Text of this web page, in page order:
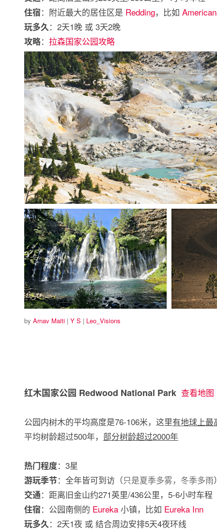
住宿：附近最大的居住区是 Redding，比如
玩多久：2天1晚 或 3天2晚
攻略： 拉森国家公园攻略
by Arnav Maiti | Y S | Leo_Visions
红木国家公园 Redwood National Park 查看地图
公园内树木的平均高度是76-106米，这里有地球上最
平均树龄超过500年， 部分树龄超过2000年
热门程度：3星
游玩季节：全年皆可到访（只是夏季多雾，冬季多雨
交通：距离旧金山约271英里/436公里，5-6小时车程
住宿：公园南侧的 Eureka 小镇，比如 Eureka Inn
玩多久：2天1夜 或 结合周边安排5天4夜环线